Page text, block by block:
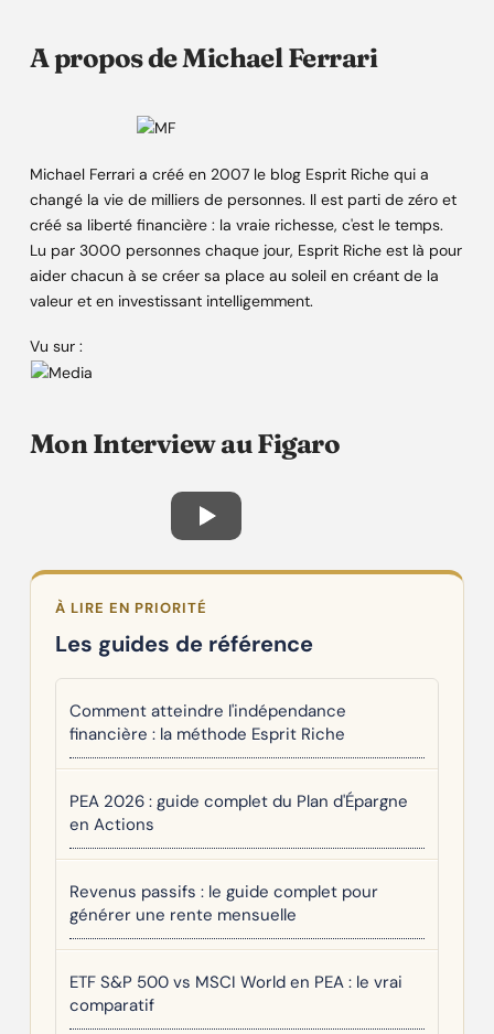
A propos de Michael Ferrari
Michael Ferrari a créé en 2007 le blog Esprit Riche qui a
changé la vie de milliers de personnes. Il est parti de zéro et
créé sa liberté financière : la vraie richesse, c'est le temps.
Lu par 3000 personnes chaque jour, Esprit Riche est là pour
aider chacun à se créer sa place au soleil en créant de la
valeur et en investissant intelligemment.
Vu sur :
Mon Interview au Figaro
À LIRE EN PRIORITÉ
Les guides de référence
Comment atteindre l'indépendance
financière : la méthode Esprit Riche
PEA 2026 : guide complet du Plan d'Épargne
en Actions
Revenus passifs : le guide complet pour
générer une rente mensuelle
ETF S&P 500 vs MSCI World en PEA : le vrai
comparatif